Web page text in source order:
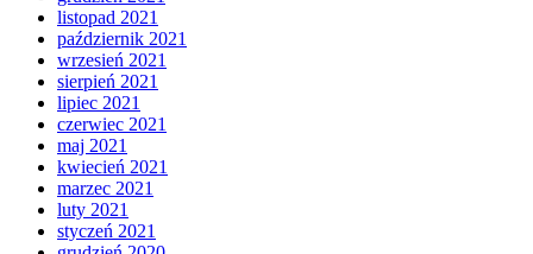
listopad 2021
październik 2021
wrzesień 2021
sierpień 2021
lipiec 2021
czerwiec 2021
maj 2021
kwiecień 2021
marzec 2021
luty 2021
styczeń 2021